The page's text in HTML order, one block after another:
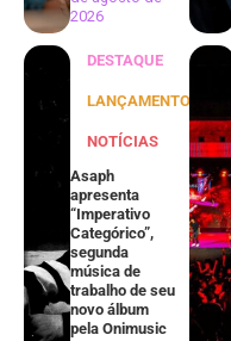
2026
DESTAQUE
LANÇAMENTOS
NOTÍCIAS
Asaph
apresenta
“Imperativo
Categórico”,
segunda
música de
trabalho de seu
novo álbum
pela Onimusic